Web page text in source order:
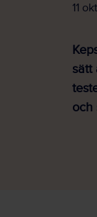
11
sätt
och